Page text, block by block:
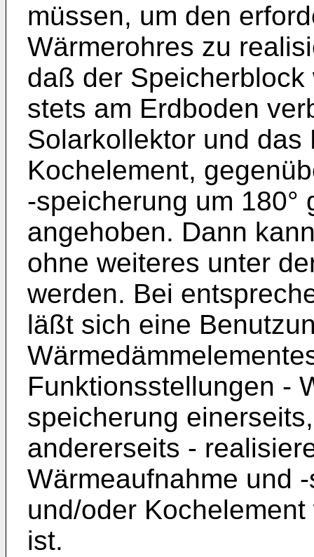
müssen, um den
Wärmerohres zu
daß der
stets am Erdboden
Solarkollektor und das
Kochelement,
-speicherung um 180°
angehoben. Dann
ohne weiteres unter
werden. Bei
läßt sich eine
Funktionsstellungen -
speicherung
andererseits -
Wärmeaufnahme und
und/oder
ist.